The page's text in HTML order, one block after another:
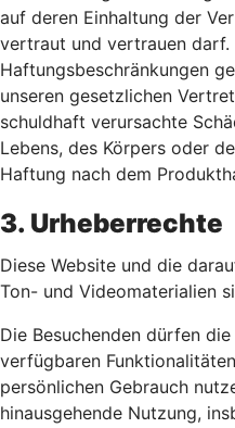
auf deren Einhaltung der
vertraut und vertrauen darf.
Haftungsbeschränkungen
unseren gesetzlichen
schuldhaft verursachte
Lebens, des Körpers oder
Haftung nach dem
3. Urheberrechte
Diese Website und die
Ton- und Videomaterialien
Die Besuchenden dürfen
verfügbaren
persönlichen Gebrauch
hinausgehende Nutzung,